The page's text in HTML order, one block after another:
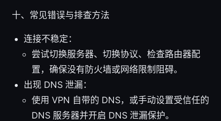
十、常见错误与排查方法
连接不稳定：
尝试切换服务器、切换协议、检查路由器配
置，确保没有防火墙或网络限制阻碍。
出现 DNS 泄漏：
使用 VPN 自带的 DNS，或手动设置受信任的
DNS 服务器并开启 DNS 泄漏保护。